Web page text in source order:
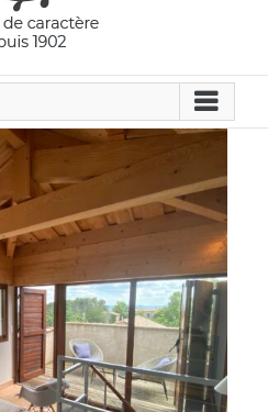
ÉTOILES
depuis 1902
Terrasse Jardin